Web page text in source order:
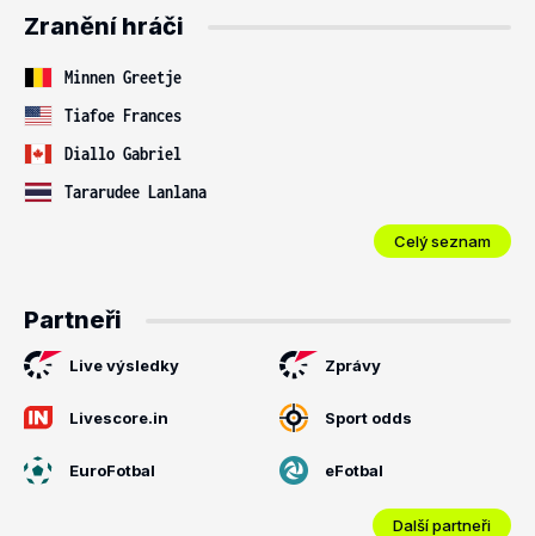
Zranění hráči
Minnen Greetje
Tiafoe Frances
Diallo Gabriel
Tararudee Lanlana
Celý seznam
Partneři
Live výsledky Zprávy
Livescore.in Sport odds
EuroFotbal eFotbal
Další partneři